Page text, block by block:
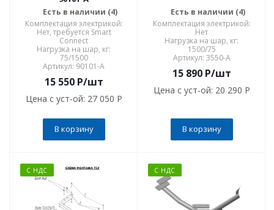
Есть в наличии (4)
Комплектация электрикой:
Нет, требуется Smart
Connect
Нагрузка на шар, кг:
75/1500
Артикул: 90101-A
15 550P/шт
Цена с уст-ой: 27 050 P
В корзину
Есть в наличии (4)
Комплектация электрикой:
Нет
Нагрузка на шар, кг:
1500/75
Артикул: 3550-A
15 890P/шт
Цена с уст-ой: 20 290 P
В корзину
С НДС С НДС